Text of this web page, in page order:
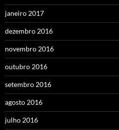
janeiro 2017
dezembro 2016
novembro 2016
outubro 2016
setembro 2016
agosto 2016
julho 2016